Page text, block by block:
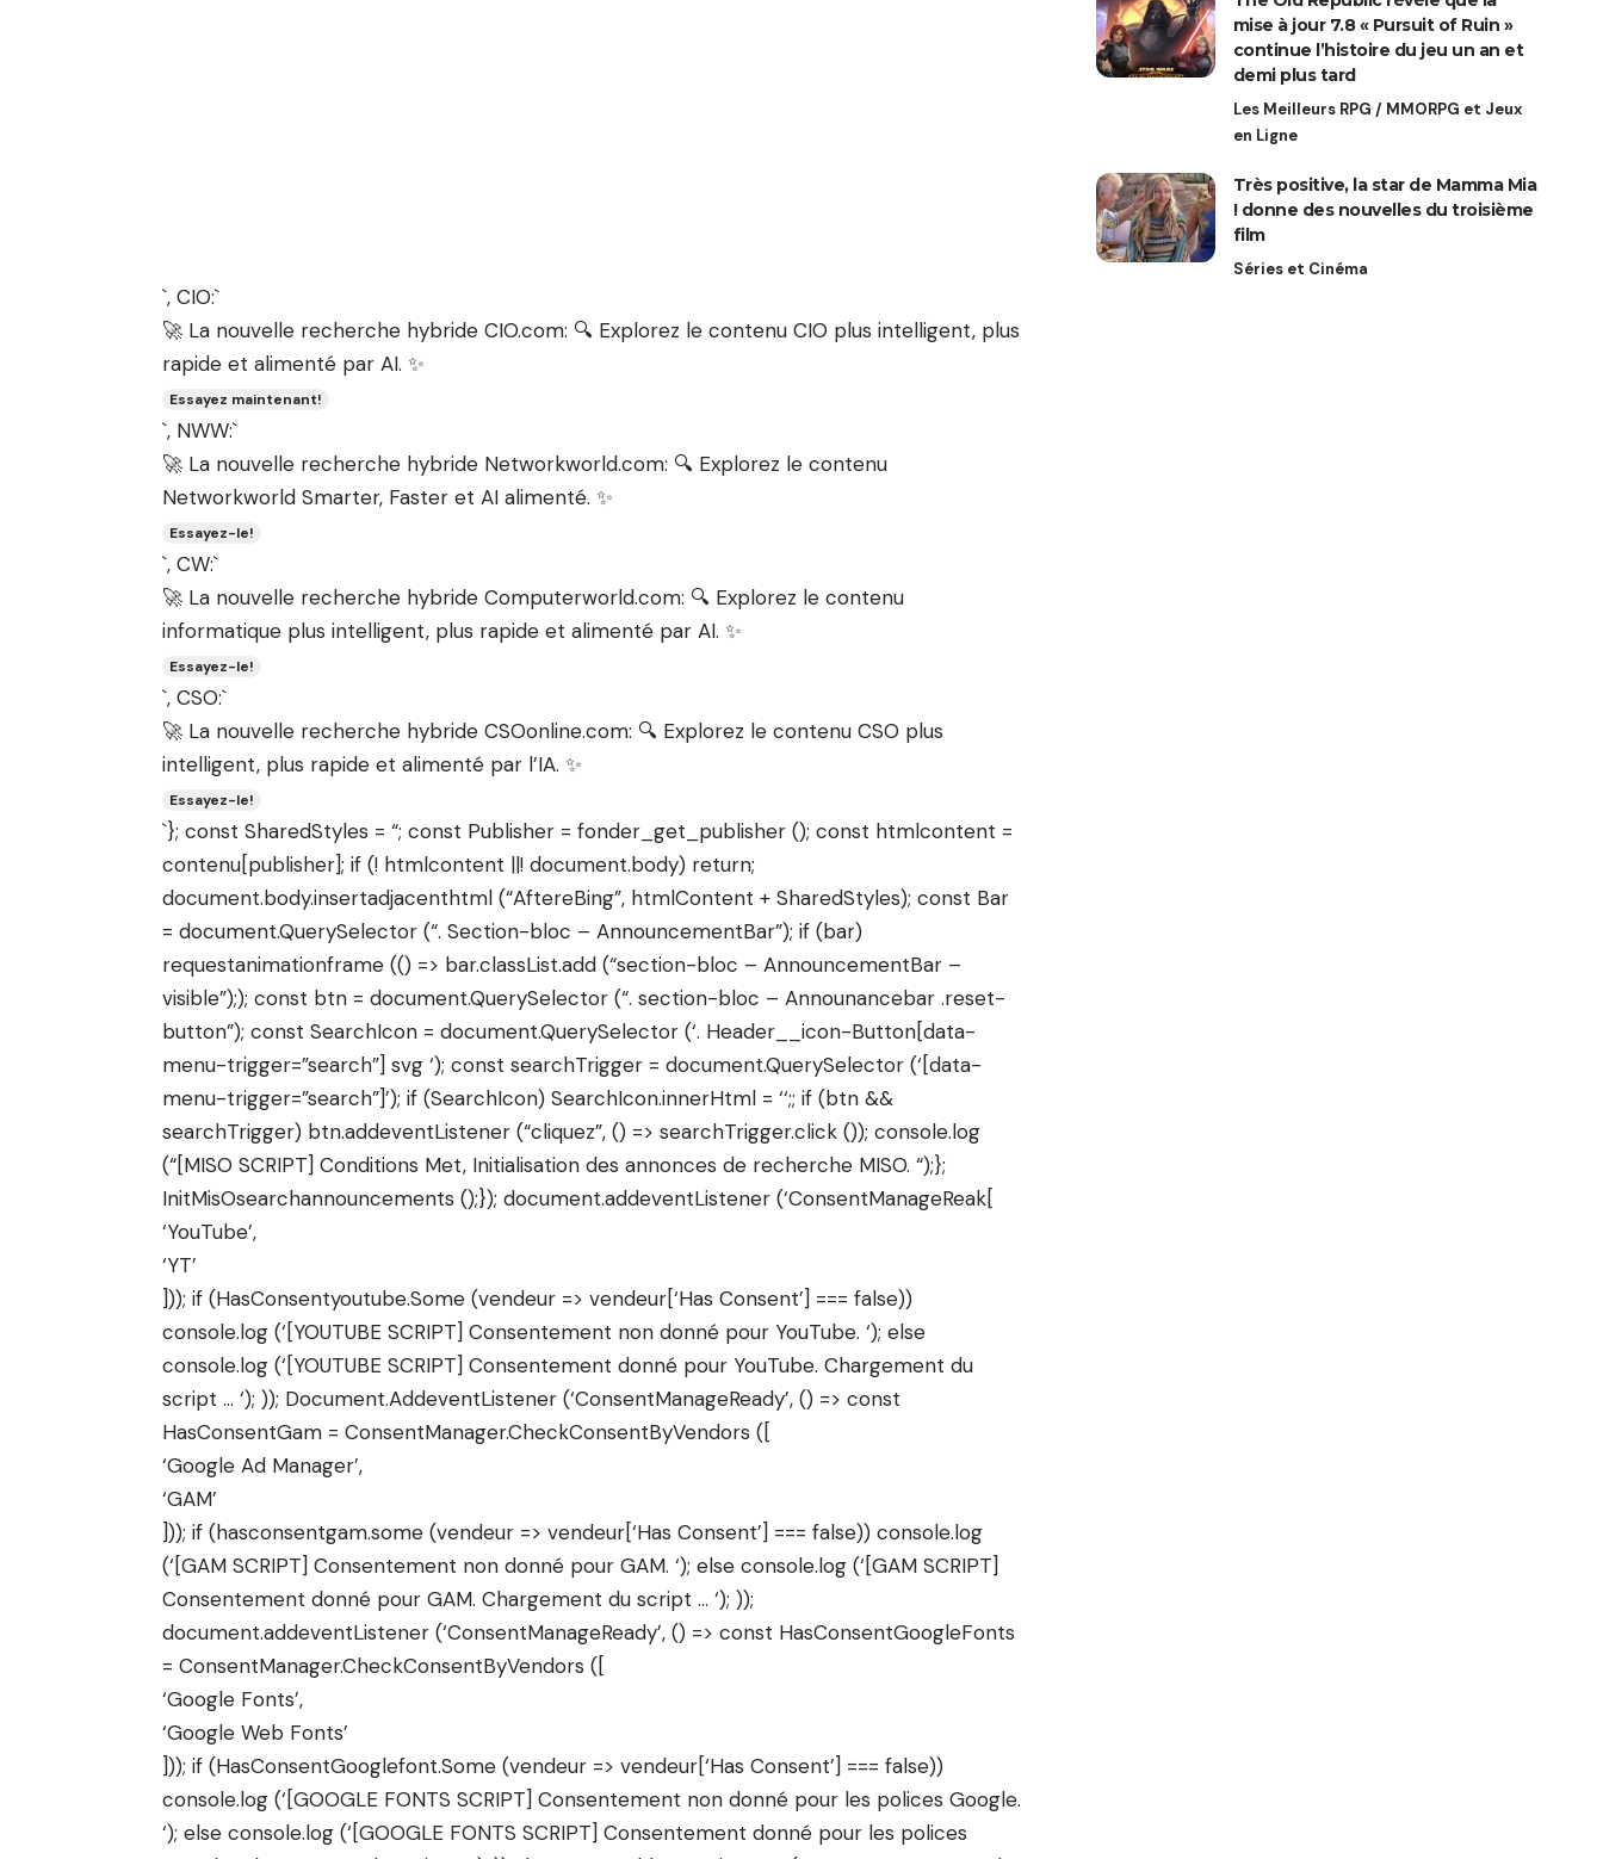
`, CIO:`
🚀 La nouvelle recherche hybride CIO.com: 🔍 Explorez le contenu CIO plus intelligent, plus
rapide et alimenté par AI. ✨
Essayez maintenant!
`, NWW:`
🚀 La nouvelle recherche hybride Networkworld.com: 🔍 Explorez le contenu
Networkworld Smarter, Faster et AI alimenté. ✨
Essayez-le!
`, CW:`
🚀 La nouvelle recherche hybride Computerworld.com: 🔍 Explorez le contenu
informatique plus intelligent, plus rapide et alimenté par AI. ✨
Essayez-le!
`, CSO:`
🚀 La nouvelle recherche hybride CSOonline.com: 🔍 Explorez le contenu CSO plus
intelligent, plus rapide et alimenté par l’IA. ✨
Essayez-le!
`}; const SharedStyles = “; const Publisher = fonder_get_publisher (); const htmlcontent =
contenu[publisher]; if (! htmlcontent ||! document.body) return;
document.body.insertadjacenthtml (“AftereBing”, htmlContent + SharedStyles); const Bar
= document.QuerySelector (“. Section-bloc – AnnouncementBar”); if (bar)
requestanimationframe (() => bar.classList.add (“section-bloc – AnnouncementBar –
visible”);); const btn = document.QuerySelector (“. section-bloc – Announancebar .reset-
button”); const SearchIcon = document.QuerySelector (‘. Header__icon-Button[data-
menu-trigger=”search”] svg ‘); const searchTrigger = document.QuerySelector (‘[data-
menu-trigger=”search”]’); if (SearchIcon) SearchIcon.innerHtml = ‘‘;; if (btn &&
searchTrigger) btn.addeventListener (“cliquez”, () => searchTrigger.click ()); console.log
(“[MISO SCRIPT] Conditions Met, Initialisation des annonces de recherche MISO. “);};
InitMisOsearchannouncements ();}); document.addeventListener (‘ConsentManageReak[
‘YouTube’,
‘YT’
])); if (HasConsentyoutube.Some (vendeur => vendeur[‘Has Consent’] === false))
console.log (‘[YOUTUBE SCRIPT] Consentement non donné pour YouTube. ‘); else
console.log (‘[YOUTUBE SCRIPT] Consentement donné pour YouTube. Chargement du
script … ‘); )); Document.AddeventListener (‘ConsentManageReady’, () => const
HasConsentGam = ConsentManager.CheckConsentByVendors ([
‘Google Ad Manager’,
‘GAM’
])); if (hasconsentgam.some (vendeur => vendeur[‘Has Consent’] === false)) console.log
(‘[GAM SCRIPT] Consentement non donné pour GAM. ‘); else console.log (‘[GAM SCRIPT]
Consentement donné pour GAM. Chargement du script … ‘); ));
document.addeventListener (‘ConsentManageReady’, () => const HasConsentGoogleFonts
= ConsentManager.CheckConsentByVendors ([
‘Google Fonts’,
‘Google Web Fonts’
])); if (HasConsentGooglefont.Some (vendeur => vendeur[‘Has Consent’] === false))
console.log (‘[GOOGLE FONTS SCRIPT] Consentement non donné pour les polices Google.
‘); else console.log (‘[GOOGLE FONTS SCRIPT] Consentement donné pour les polices
mise à jour 7.8 « Pursuit of Ruin »
continue l’histoire du jeu un an et
demi plus tard
Les Meilleurs RPG / MMORPG et Jeux
en Ligne
Très positive, la star de Mamma Mia
! donne des nouvelles du troisième
film
Séries et Cinéma